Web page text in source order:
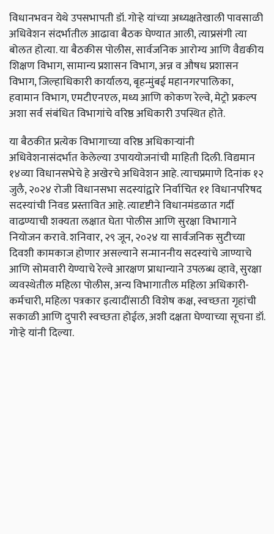
विधानभवन येथे उपसभापती डॉ. गोऱ्हे यांच्या अध्यक्षतेखाली पावसाळी
अधिवेशन संदर्भातील आढावा बैठक घेण्यात आली, त्याप्रसंगी त्या
बोलत होत्या. या बैठकीस पोलीस, सार्वजनिक आरोग्य आणि वैद्यकीय
शिक्षण विभाग, सामान्य प्रशासन विभाग, अन्न व औषध प्रशासन
विभाग, जिल्हाधिकारी कार्यालय, बृहन्मुंबई महानगरपालिका,
हवामान विभाग, एमटीएनएल, मध्य आणि कोकण रेल्वे, मेट्रो प्रकल्प
अशा सर्व संबंधित विभागांचे वरिष्ठ अधिकारी उपस्थित होते.
या बैठकीत प्रत्येक विभागाच्या वरिष्ठ अधिकाऱ्यांनी
अधिवेशनासंदर्भात केलेल्या उपाययोजनांची माहिती दिली. विद्यमान
१४व्या विधानसभेचे हे अखेरचे अधिवेशन आहे. त्याचप्रमाणे दिनांक १२
जुलै, २०२४ रोजी विधानसभा सदस्यांद्वारे निर्वाचित ११ विधानपरिषद
सदस्यांची निवड प्रस्तावित आहे. त्यादृष्टीने विधानमंडळात गर्दी
वाढण्याची शक्यता लक्षात घेता पोलीस आणि सुरक्षा विभागाने
नियोजन करावे. शनिवार, २९ जून, २०२४ या सार्वजनिक सुटीच्या
दिवशी कामकाज होणार असल्याने सन्माननीय सदस्यांचे जाण्याचे
आणि सोमवारी येण्याचे रेल्वे आरक्षण प्राधान्याने उपलब्ध व्हावे, सुरक्षा
व्यवस्थेतील महिला पोलीस, अन्य विभागातील महिला अधिकारी-
कर्मचारी, महिला पत्रकार इत्यादींसाठी विशेष कक्ष, स्वच्छता गृहांची
सकाळी आणि दुपारी स्वच्छता होईल, अशी दक्षता घेण्याच्या सूचना डॉ.
गोऱ्हे यांनी दिल्या.